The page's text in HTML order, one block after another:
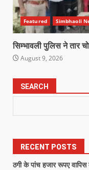
Featured Simbhaoli
सिम्भावली पुलिस ने तार
August 9, 2026
SEARCH
RECENT POSTS
ठगी के पांच हजार रूपए वापिस